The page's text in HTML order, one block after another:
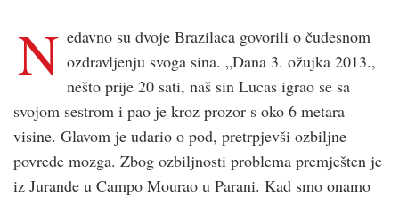
N edavno su dvoje Brazilaca govorili o čudesnom
ozdravljenju svoga sina. „Dana 3. ožujka 2013.,
nešto prije 20 sati, naš sin Lucas igrao se sa
svojom sestrom i pao je kroz prozor s oko 6 metara
visine. Glavom je udario o pod, pretrpjevši ozbiljne
povrede mozga. Zbog ozbiljnosti problema premješten je
iz Jurande u Campo Mourao u Parani. Kad smo onamo